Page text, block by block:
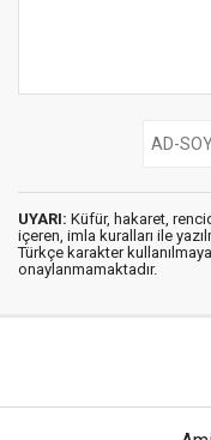
UYARI: Küfür, hakaret,
içeren, imla kuralları ile
Türkçe karakter
onaylanmamaktadır.